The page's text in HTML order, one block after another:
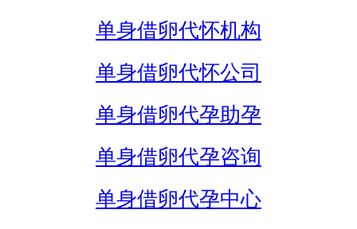
单身借卵代怀机构
单身借卵代怀公司
单身借卵代孕助孕
单身借卵代孕咨询
单身借卵代孕中心